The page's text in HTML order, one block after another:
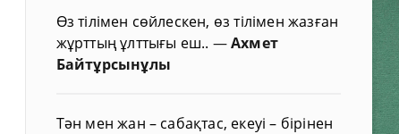
Өз тілімен сөйлескен, өз тілімен жазған
жұрттың ұлттығы еш.. —Ахмет
Байтұрсынұлы
Тән мен жан – сабақтас, екеуі – бірінен